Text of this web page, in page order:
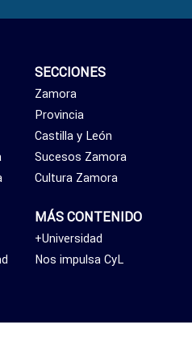
SECCIONES
Zamora
Provincia
Castilla y León
Sucesos Zamora
Cultura Zamora
MÁS CONTENIDO
+Universidad
Nos impulsa CyL